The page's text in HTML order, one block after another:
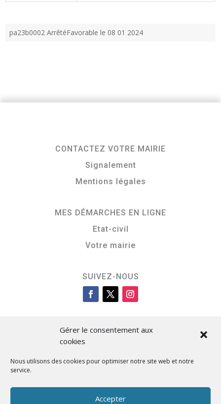
Gérer le consentement aux
cookies
Nous utilisons des cookies pour optimiser notre site web et notre
service.
Accepter
pa23b0002 ArrêtéFavorable le 08 01 2024
CONTACTEZ VOTRE MAIRIE
Signalement
Mentions légales
MES DÉMARCHES EN LIGNE
Etat-civil
Votre mairie
SUIVEZ-NOUS
Cità di L’Isula